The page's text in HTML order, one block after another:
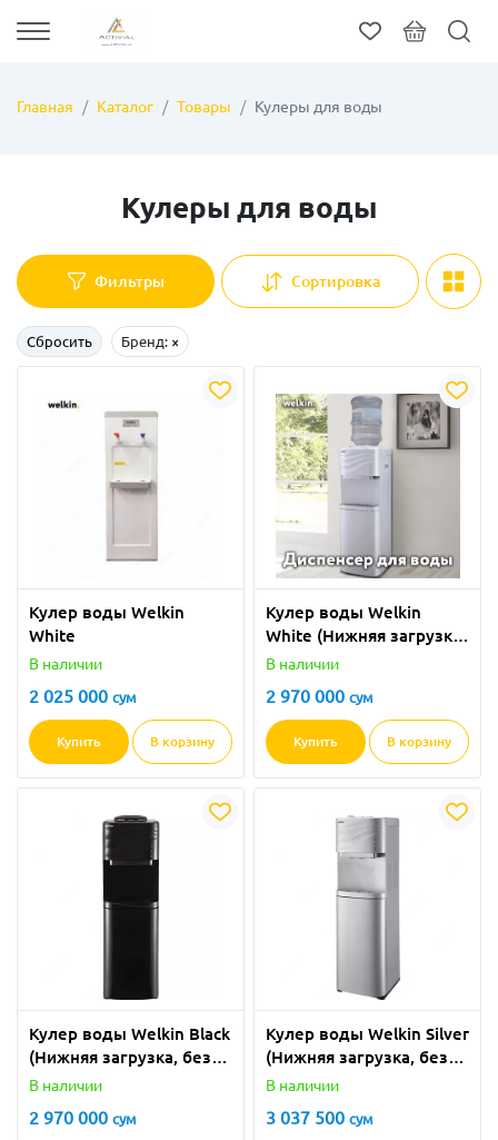
Главная Каталог Товары Кулеры для воды
Кулеры для воды
Фильтры Сортировка
Сбросить Бренд: ×
Кулер воды Welkin
White
В наличии
2 025 000 сум
Купить В корзину
Кулер воды Welkin
White (Нижняя загрузка,
без холодильника)
В наличии
2 970 000 сум
Купить В корзину
Кулер воды Welkin Black
(Нижняя загрузка, без
холодильника)
В наличии
2 970 000 сум
Кулер воды Welkin Silver
(Нижняя загрузка, без
холодильника)
В наличии
3 037 500 сум